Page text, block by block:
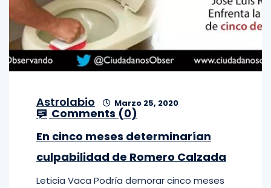
Astrolabio Marzo 25, 2020
Comments (0)
En cinco meses determinarían
culpabilidad de Romero Calzada
Leticia Vaca Podría demorar cinco meses